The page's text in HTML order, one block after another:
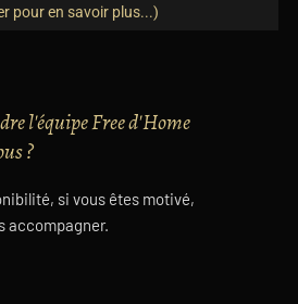
pour en savoir plus...)
l'équipe Free d'Home
?
si vous êtes motivé,
accompagner.